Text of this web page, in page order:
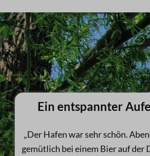
Ein entspannter
„Der Hafen war sehr schön.
gemütlich bei einem Bier auf der